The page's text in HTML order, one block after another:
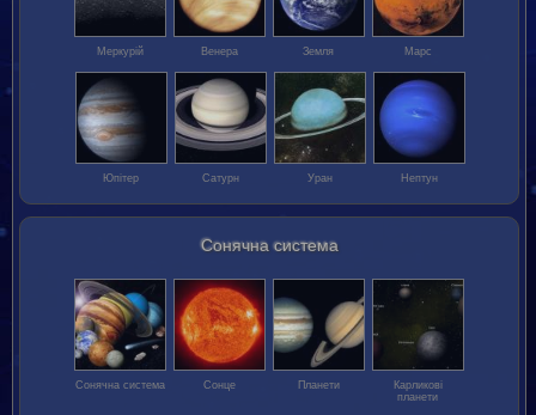
Меркурій Венера Земля Марс
Юпітер Сатурн Уран Нептун
Сонячна система
Сонячна система Сонце Планети
Карликові
планети